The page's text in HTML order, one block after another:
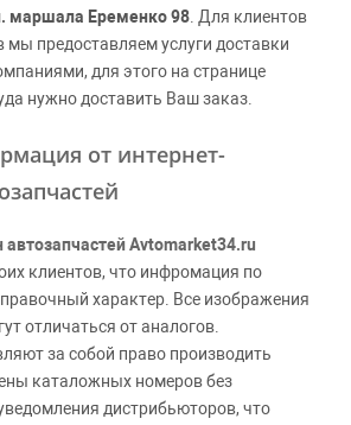
маршала Еременко 98 . Для клиентов
мы предоставляем услуги доставки
для этого на странице
нужно доставить Ваш заказ.
от интернет-
автозапчастей Avtomarket34.ru
клиентов, что инфромация по
характер. Все изображения
отличаться от аналогов.
за собой право производить
каталожных номеров без
дистрибьюторов, что